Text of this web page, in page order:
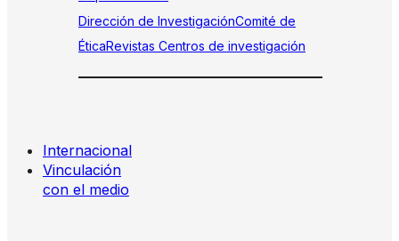
Dirección de InvestigaciónComité de
ÉticaRevistas Centros de investigación
Internacional
Vinculación
con el medio